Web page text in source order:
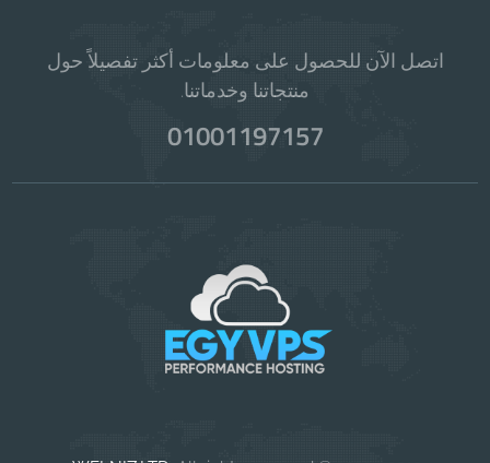
اتصل الآن للحصول على معلومات أكثر تفصيلاً حول
منتجاتنا وخدماتنا.
01001197157